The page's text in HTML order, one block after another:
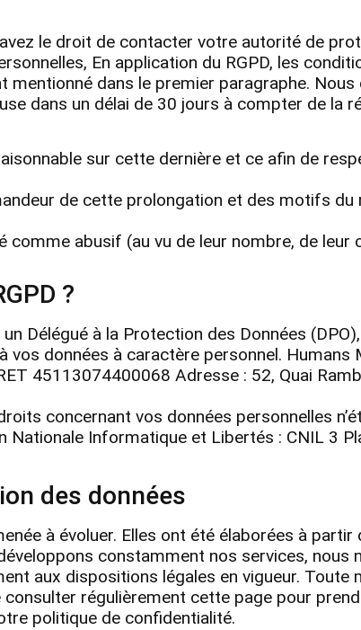
le droit de contacter votre autorité de
En application du RGPD, les
dans le premier paragraphe. Nous
dans un délai de 30 jours à compter de la
sur cette dernière et ce afin de
de cette prolongation et des motifs du
abusif (au vu de leur nombre, de leur
?
Délégué à la Protection des Données
vos données à caractère personnel. Humans
45113074400068 Adresse : 52, Quai
concernant vos données personnelles
Informatique et Libertés : CNIL 3
des données
à évoluer. Elles ont été élaborées à partir
constamment nos services, nous
aux dispositions légales en vigueur. Toute
régulièrement cette page pour
politique de confidentialité.